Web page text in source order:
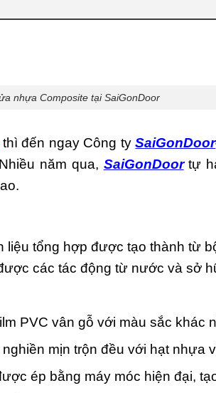
nhựa Composite tại SaiGonDoor
thì đến ngay Công tySaiGonDoor
năm qua, SaiGonDoortự
tổng hợp được tạo thành từ
các tác động từ nước và sở
PVC vân gỗ với màu sắc khác
mịn trộn đều với hạt nhựa
ép bằng máy móc hiện đại,